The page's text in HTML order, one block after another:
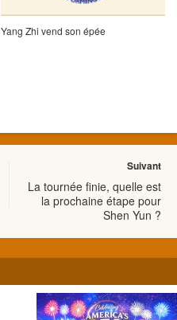
Yang Zhi vend son épée
Suivant
La tournée finie, quelle est
la prochaine étape pour
Shen Yun ?